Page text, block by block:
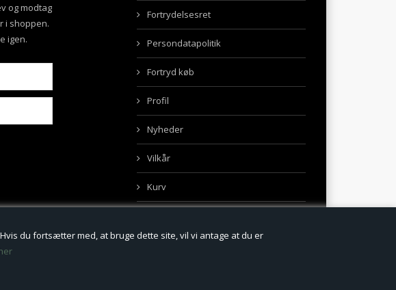
du fortsætter med, at bruge dette site, vil vi antage at du er
og modtag
i shoppen.
igen.
Fortrydelsesret
Persondatapolitik
Fortryd køb
Profil
Nyheder
Vilkår
Kurv